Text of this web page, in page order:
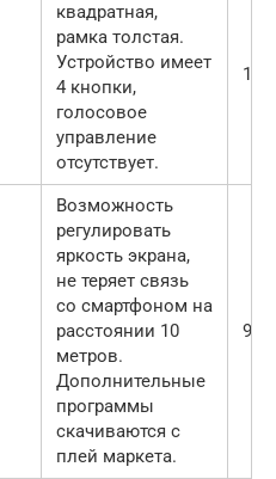
квадратная,
рамка толстая.
Устройство имеет
4 кнопки,
голосовое
управление
отсутствует.
Возможность
регулировать
яркость экрана,
не теряет связь
со смартфоном на
расстоянии 10
метров.
Дополнительные
программы
скачиваются с
плей маркета.